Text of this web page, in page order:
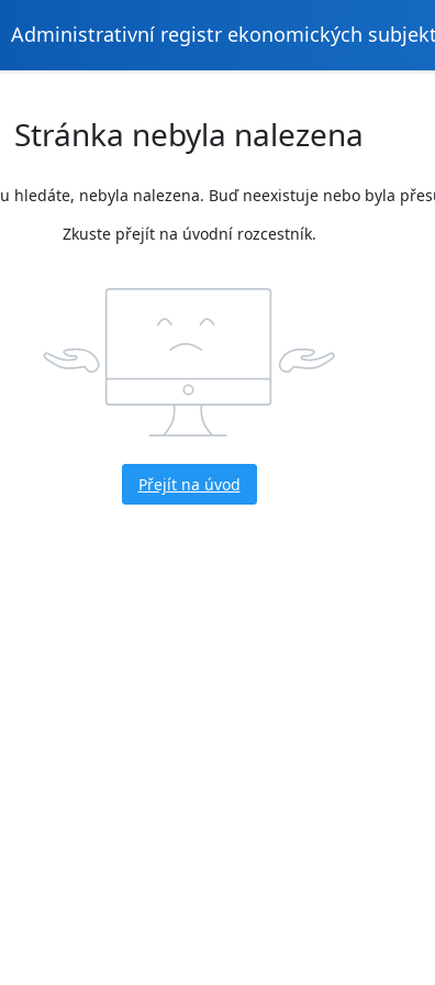
Administrativní registr ekonomických
Stránka nebyla nalezena
hledáte, nebyla nalezena. Buď neexistuje nebo byla
Zkuste přejít na úvodní rozcestník.
Přejít na úvod